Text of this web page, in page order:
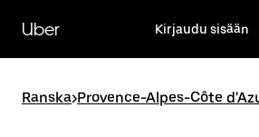
siirry
pääsisältöön
Uber Kirjaudu sisään
Ranska>Provence-Alpes-Côte